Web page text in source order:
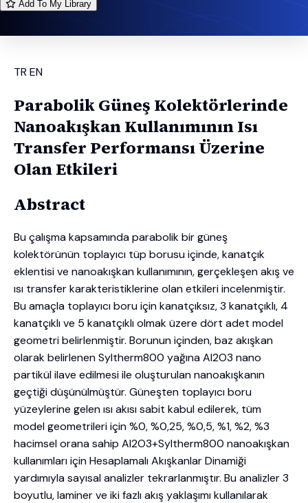
Add To My Library
TR EN
Parabolik Güneş Kolektörlerinde
Nanoakışkan Kullanımının Isı
Transfer Performansı Üzerine
Olan Etkileri
Abstract
Bu çalışma kapsamında parabolik bir güneş
kolektörünün toplayıcı tüp borusu içinde, kanatçık
eklentisi ve nanoakışkan kullanımının, gerçekleşen akış ve
ısı transfer karakteristiklerine olan etkileri incelenmiştir.
Bu amaçla toplayıcı boru için kanatçıksız, 3 kanatçıklı, 4
kanatçıklı ve 5 kanatçıklı olmak üzere dört adet model
geometri belirlenmiştir. Borunun içinden, baz akışkan
olarak belirlenen Syltherm800 yağına Al2O3 nano
partikül ilave edilmesi ile oluşturulan nanoakışkanın
geçtiği düşünülmüştür. Güneşten toplayıcı boru
yüzeylerine gelen ısı akısı sabit kabul edilerek, tüm
model geometrileri için %0, %0,25, %0,5, %1, %2, %3
hacimsel orana sahip Al2O3+Syltherm800 nanoakışkan
kullanımları için Hesaplamalı Akışkanlar Dinamiği
yardımıyla sayısal analizler tekrarlanmıştır. Bu analizler 3
boyutlu, laminer ve iki fazlı akış yaklaşımı kullanılarak